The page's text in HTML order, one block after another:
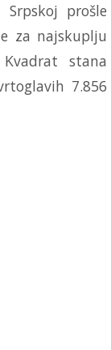
prošle
za najskuplju
stana
7.856